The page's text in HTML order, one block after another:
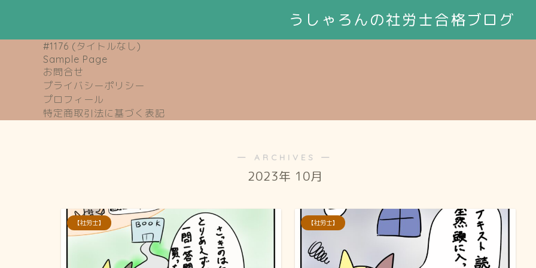
うしゃろんの社労士合格ブログ
#1176 (タイトルなし)
Sample Page
お問合せ
プライバシーポリシー
プロフィール
特定商取引法に基づく表記
― ARCHIVES ―
2023年 10月
【社労士】 【社労士】